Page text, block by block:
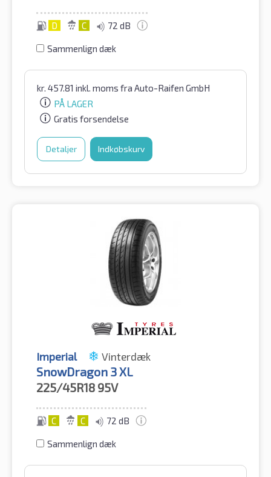
D C 72 dB
Sammenlign dæk
kr. 457.81 inkl. moms fra Auto-Raifen GmbH
PÅ LAGER
Gratis forsendelse
Detaljer Indkøbskurv
Imperial Vinterdæk
SnowDragon 3 XL
225/45R18 95V
C C 72 dB
Sammenlign dæk